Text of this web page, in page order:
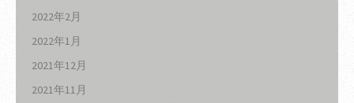
2022年2月
2022年1月
2021年12月
2021年11月